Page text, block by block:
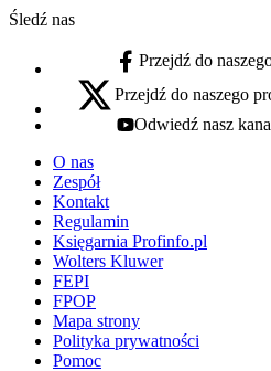
Śledź nas
facebook - otwiera się w
Przejdź do
x - otwiera się w nowej karcie
Przejdź do naszego
youtube - otwiera się w
Odwiedź nasz
O nas
Zespół
Kontakt
Regulamin
Księgarnia Profinfo.pl
Wolters Kluwer
FEPI
FPOP
Mapa strony
Polityka prywatności
Pomoc